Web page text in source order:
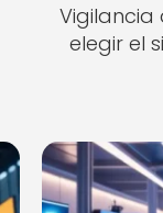
Vigilancia
elegir el